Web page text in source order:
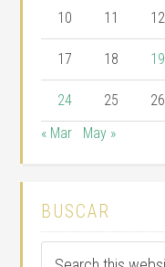
10 11 12
17 18 19
24 25 26
« Mar
May »
BUSCAR